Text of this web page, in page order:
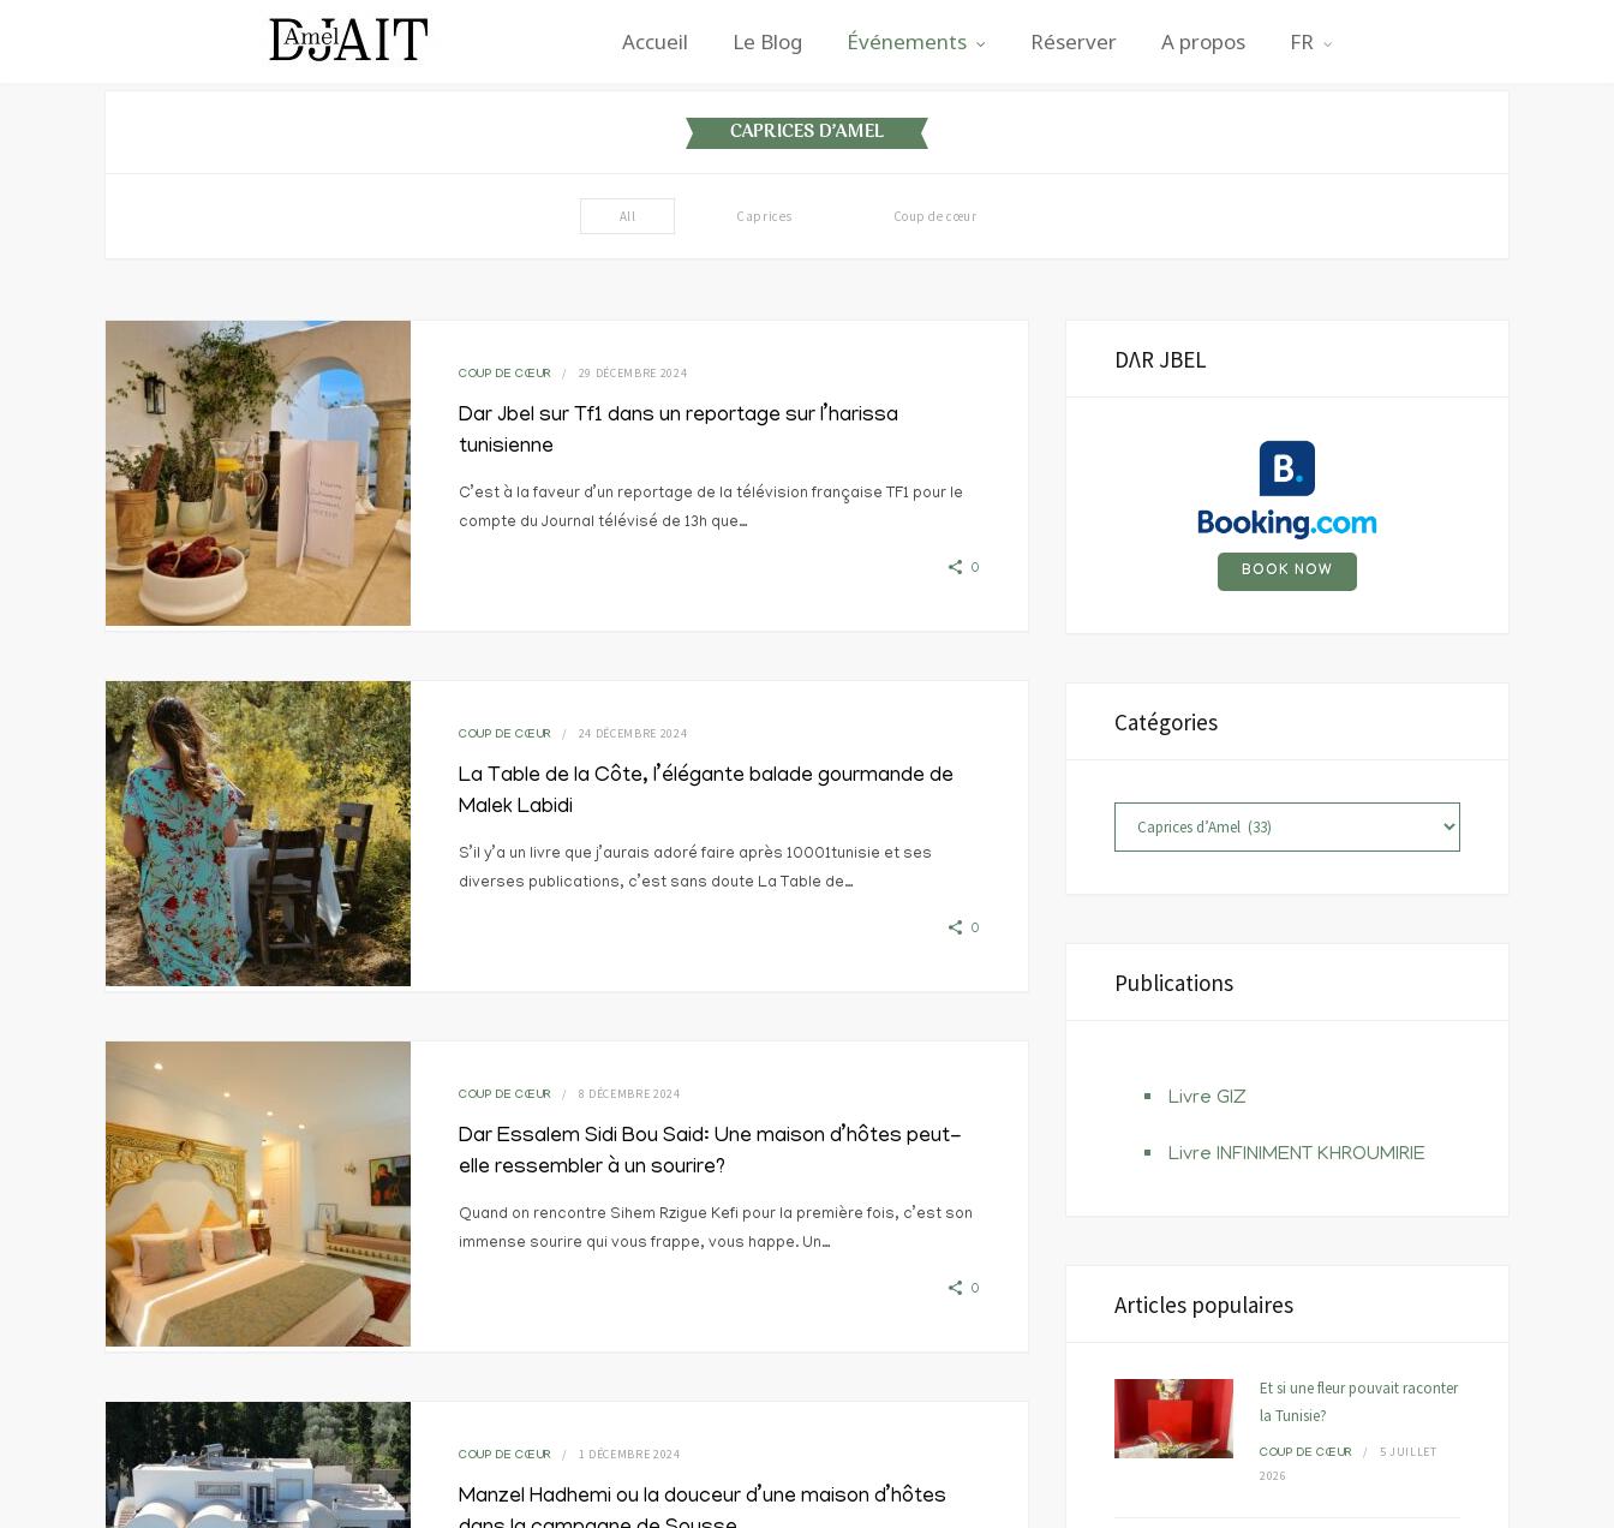
Accueil Le Blog Événements Réserver A propos FR
CAPRICES D'AMEL
All Caprices Coup de cœur
COUP DE CŒUR 29 DÉCEMBRE 2024
Dar Jbel sur Tf1 dans un reportage sur l’harissa
tunisienne
C’est à la faveur d’un reportage de la télévision française TF1 pour le
compte du Journal télévisé de 13h que…
0
COUP DE CŒUR 24 DÉCEMBRE 2024
La Table de la Côte, l’élégante balade gourmande de
Malek Labidi
S’il y’a un livre que j’aurais adoré faire après 10001tunisie et ses
diverses publications, c’est sans doute La Table de…
0
COUP DE CŒUR 8 DÉCEMBRE 2024
Dar Essalem Sidi Bou Said: Une maison d’hôtes peut-
elle ressembler à un sourire?
Quand on rencontre Sihem Rzigue Kefi pour la première fois, c’est son
immense sourire qui vous frappe, vous happe. Un…
0
COUP DE CŒUR 1 DÉCEMBRE 2024
Manzel Hadhemi ou la douceur d’une maison d’hôtes
DΛR JBEL
BOOK NOW
Catégories
Catégories
Publications
Livre GIZ
Livre INFINIMENT KHROUMIRIE
Articles populaires
Et si une fleur pouvait raconter
la Tunisie?
COUP DE CŒUR
5 JUILLET
2026